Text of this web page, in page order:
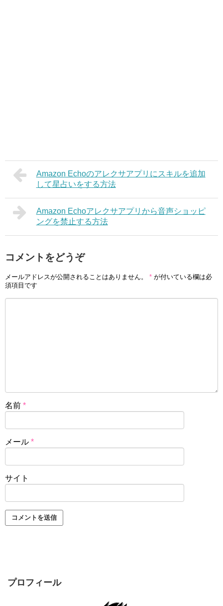
Amazon Echoのアレクサアプリにスキルを追加
して星占いをする方法
Amazon Echoアレクサアプリから音声ショッピ
ングを禁止する方法
コメントをどうぞ
メールアドレスが公開されることはありません。 * が付いている欄は必
須項目です
名前 *
メール *
サイト
プロフィール